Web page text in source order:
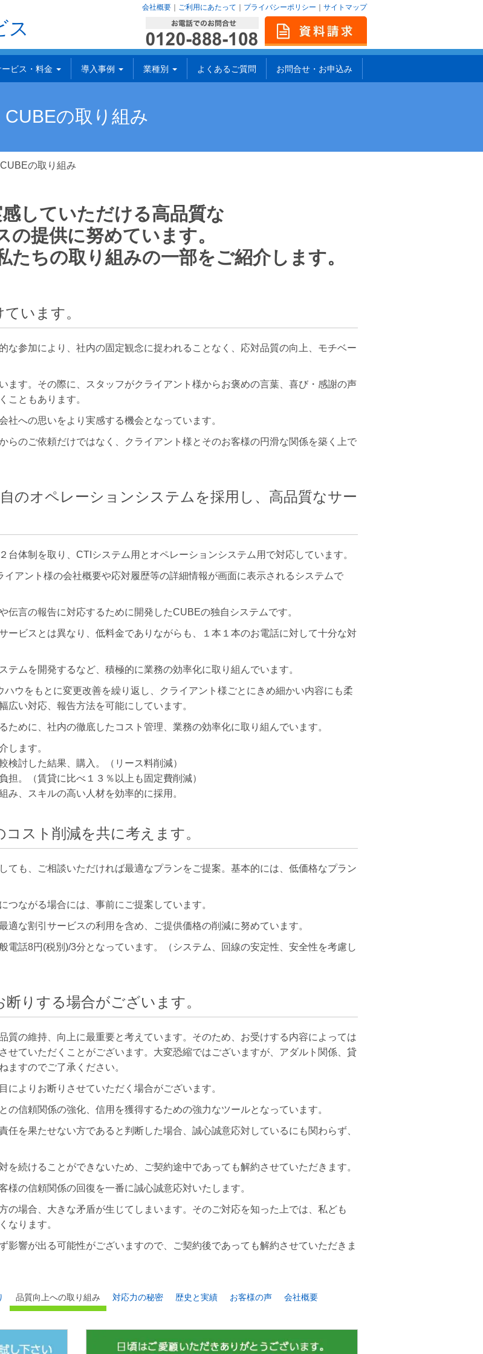
ス
会社概要 ご利用にあたって プライバシーポリシー サイトマップ
ービス・料金 導入事例 業種別 よくあるご質問 お問合せ・お申込み
CUBEの取り組み
の取り組み
していただける高品質な
の提供に努めています。
たちの取り組みの一部をご紹介します。
います。
な参加により、社内の固定観念に捉われることなく、応対品質の向上、モチベー
ます。その際に、スタッフがクライアント様からお褒めの言葉、喜び・感謝の声
こともあります。
への思いをより実感する機会となっています。
らのご依頼だけではなく、クライアント様とそのお客様の円滑な関係を築く上で
のオペレーションシステムを採用し、高品質なサー
台体制を取り、CTIシステム用とオペレーションシステム用で対応しています。
アント様の会社概要や応対履歴等の詳細情報が画面に表示されるシステムで
言の報告に対応するために開発したCUBEの独自システムです。
ービスとは異なり、低料金でありながらも、１本１本のお電話に対して十分な対
テムを開発するなど、積極的に業務の効率化に取り組んでいます。
ウをもとに変更改善を繰り返し、クライアント様ごとにきめ細かい内容にも柔
い対応、報告方法を可能にしています。
めに、社内の徹底したコスト管理、業務の効率化に取り組んでいます。
します。
検討した結果、購入。（リース料削減）
担。（賃貸に比べ１３％以上も固定費削減）
み、スキルの高い人材を効率的に採用。
スト削減を共に考えます。
ても、ご相談いただければ最適なプランをご提案。基本的には、低価格なプラン
ながる場合には、事前にご提案しています。
適な割引サービスの利用を含め、ご提供価格の削減に努めています。
話8円(税別)/3分となっています。（システム、回線の安定性、安全性を考慮し
りする場合がございます。
質の維持、向上に最重要と考えています。そのため、お受けする内容によっては
せていただくことがございます。大変恐縮ではございますが、アダルト関係、貸
ますのでご了承ください。
によりお断りさせていただく場合がございます。
信頼関係の強化、信用を獲得するための強力なツールとなっています。
任を果たせない方であると判断した場合、誠心誠意応対しているにも関わらず、
を続けることができないため、ご契約途中であっても解約させていただきます。
の信頼関係の回復を一番に誠心誠意応対いたします。
の場合、大きな矛盾が生じてしまいます。そのご対応を知った上では、私ども
なります。
影響が出る可能性がございますので、ご契約後であっても解約させていただきま
品質向上への取り組み 対応力の秘密 歴史と実績 お客様の声 会社概要